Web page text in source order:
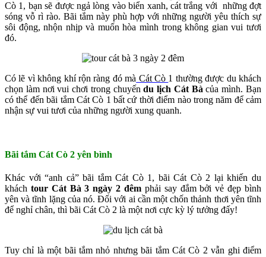
Cò 1, bạn sẽ được ngả lòng vào biển xanh, cát trắng với những đợt
sóng vỗ rì rào. Bãi tắm này phù hợp với những người yêu thích sự
sôi động, nhộn nhịp và muốn hòa mình trong không gian vui tươi
đó.
Có lẽ vì không khí rộn ràng đó mà Cát Cò 1 thường được du khách
chọn làm nơi vui chơi trong chuyếndu lịch Cát Bàcủa mình. Bạn
có thể đến bãi tắm Cát Cò 1 bất cứ thời điểm nào trong năm để cảm
nhận sự vui tươi của những người xung quanh.
Bãi tắm Cát Cò 2 yên bình
Khác với “anh cả” bãi tắm Cát Cò 1, bãi Cát Cò 2 lại khiến du
khách tour Cát Bà 3 ngày 2 đêm phải say đắm bởi vẻ đẹp bình
yên và tĩnh lặng của nó. Đối với ai cần một chốn thảnh thơi yên tĩnh
để nghỉ chân, thì bãi Cát Cò 2 là một nơi cực kỳ lý tưởng đấy!
Tuy chỉ là một bãi tắm nhỏ nhưng bãi tắm Cát Cò 2 vẫn ghi điểm